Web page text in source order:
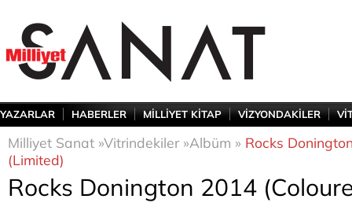
YAZARLAR HABERLER MİLLİYET KİTAP VİZYONDAKİLER
Milliyet Sanat »Vitrindekiler »Albüm » Rocks
(Limited)
Rocks Donington 2014